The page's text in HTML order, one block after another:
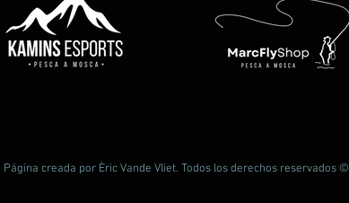
Página creada por Èric Vande Vliet. Todos los derechos reservados ©